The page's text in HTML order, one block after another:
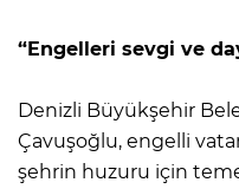
“Engelleri sevgi ve
Denizli Büyükşehir
Çavuşoğlu, engelli
şehrin huzuru için